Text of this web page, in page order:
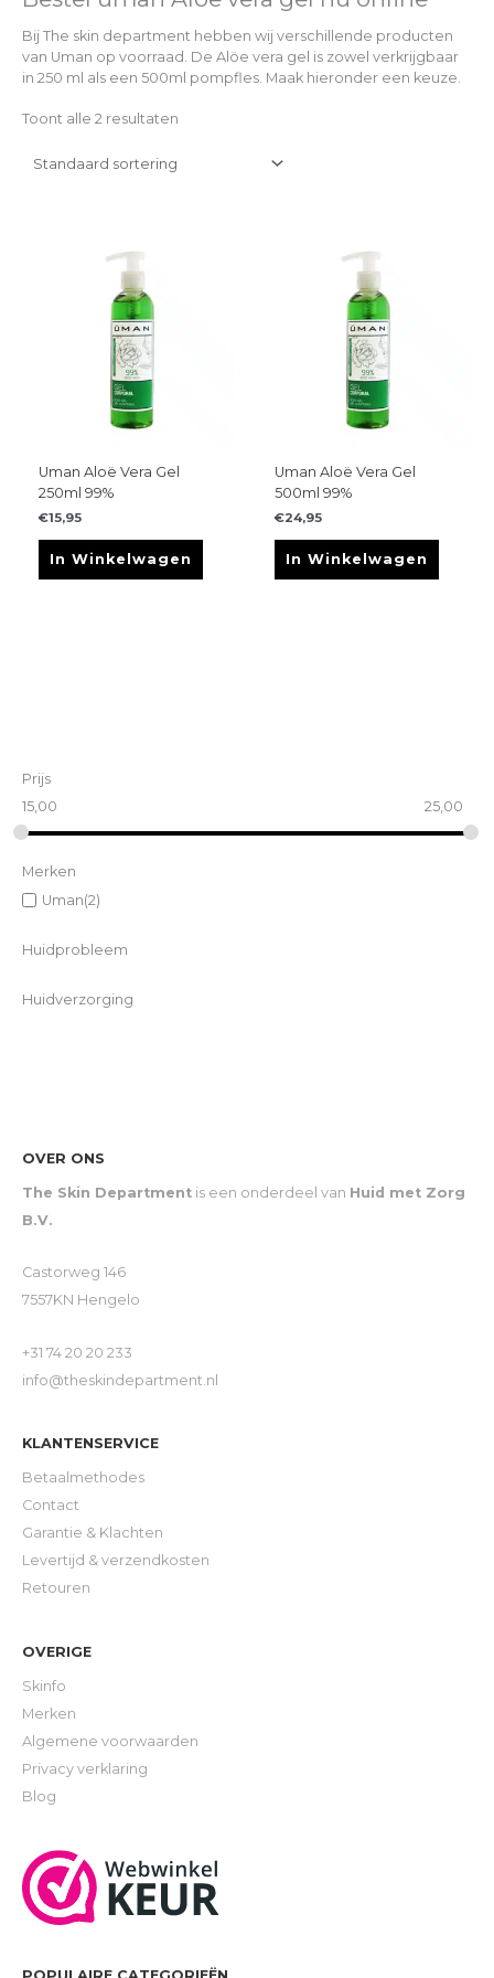
Prijs
15,00
25,00
Merken
Uman(2)
Huidprobleem
Huidverzorging
Bij The skin department hebben wij verschillende producten
van Uman op voorraad. De Alöe vera gel is zowel verkrijgbaar
in 250 ml als een 500ml pompfles. Maak hieronder een keuze.
Toont alle 2 resultaten
Uman Aloë Vera Gel
250ml 99%
€15,95
In Winkelwagen
Uman Aloë Vera Gel
500ml 99%
€24,95
In Winkelwagen
OVER ONS
The Skin Department is een onderdeel van Huid met Zorg
B.V.
Castorweg 146
7557KN Hengelo
+31 74 20 20 233
info@theskindepartment.nl
KLANTENSERVICE
Betaalmethodes
Contact
Garantie & Klachten
Levertijd & verzendkosten
Retouren
OVERIGE
Skinfo
Merken
Algemene voorwaarden
Privacy verklaring
Blog